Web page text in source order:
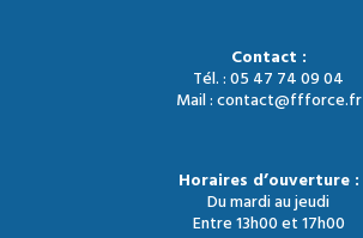
Contact :
Tél. : 05 47 74 09 04
Mail : contact@ffforce.fr
Horaires d’ouverture :
Du mardi au jeudi
Entre 13h00 et 17h00